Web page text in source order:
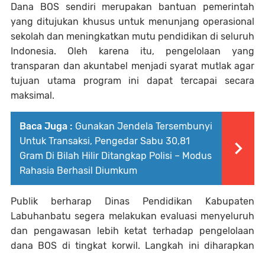
Dana BOS sendiri merupakan bantuan pemerintah
yang ditujukan khusus untuk menunjang operasional
sekolah dan meningkatkan mutu pendidikan di seluruh
Indonesia. Oleh karena itu, pengelolaan yang
transparan dan akuntabel menjadi syarat mutlak agar
tujuan utama program ini dapat tercapai secara
maksimal.
Baca Juga : Gunakan Jendela Tersembunyi
Untuk Transaksi, Pengedar Sabu 30,81
Gram Di Bilah Hilir Ditangkap Polisi – Modus
Rahasia Berhasil Diumkum
Publik berharap Dinas Pendidikan Kabupaten
Labuhanbatu segera melakukan evaluasi menyeluruh
dan pengawasan lebih ketat terhadap pengelolaan
dana BOS di tingkat korwil. Langkah ini diharapkan